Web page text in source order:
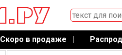
Скоро в продаже |